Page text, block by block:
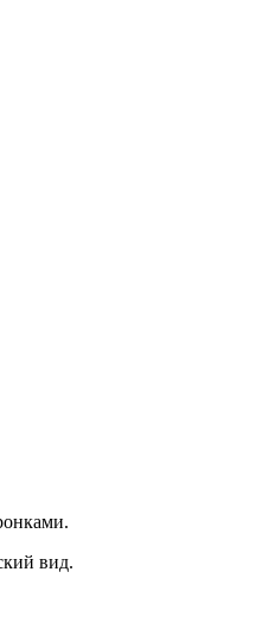
вид.